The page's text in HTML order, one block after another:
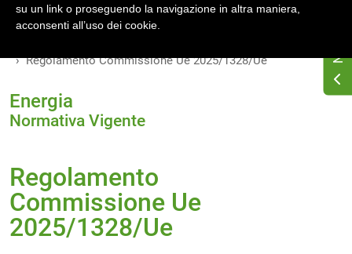
Home
Osservatorio di normativa energetica
Normativa energetica nazionale
Regolamento Commissione Ue 2025/1328/Ue
Energia
Normativa Vigente
Regolamento
Commissione Ue
2025/1328/Ue
su un link o proseguendo la navigazione in altra maniera,
acconsenti all’uso dei cookie.